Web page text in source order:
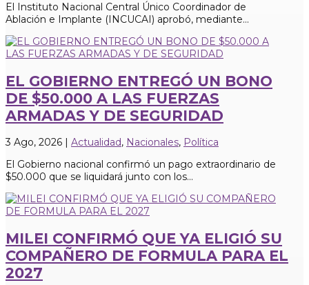
El Instituto Nacional Central Único Coordinador de
Ablación e Implante (INCUCAI) aprobó, mediante...
EL GOBIERNO ENTREGÓ UN BONO
DE $50.000 A LAS FUERZAS
ARMADAS Y DE SEGURIDAD
3 Ago, 2026 | Actualidad, Nacionales, Política
El Gobierno nacional confirmó un pago extraordinario de
$50.000 que se liquidará junto con los...
MILEI CONFIRMÓ QUE YA ELIGIÓ SU
COMPAÑERO DE FORMULA PARA EL
2027